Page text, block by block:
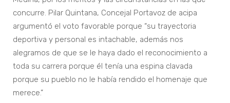
concurre. Pilar Quintana, Concejal Portavoz de acipa
argumentó el voto favorable porque “su trayectoria
deportiva y personal es intachable, además nos
alegramos de que se le haya dado el reconocimiento a
toda su carrera porque él tenía una espina clavada
porque su pueblo no le había rendido el homenaje que
merece.”